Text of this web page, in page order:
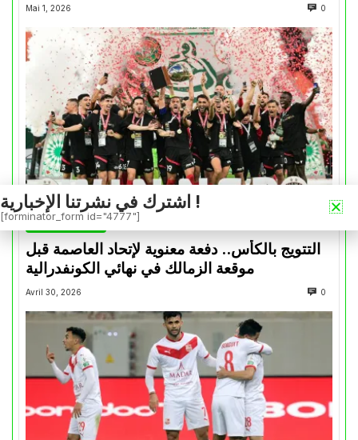
Mai 1, 2026 0
التتويج بالكأس.. دفعة معنوية لإتحاد العاصمة قبل
موقعة الزمالك في نهائي الكونفدرالية
Avril 30, 2026 0
اشترك في نشرتنا الإخبارية !
[forminator_form id="4777"]